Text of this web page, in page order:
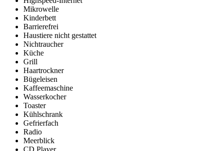
Mikrowelle
Kinderbett
Barrierefrei
Haustiere nicht gestattet
Nichtraucher
Küche
Grill
Haartrockner
Bügeleisen
Kaffeemaschine
Wasserkocher
Toaster
Kühlschrank
Gefrierfach
Radio
Meerblick